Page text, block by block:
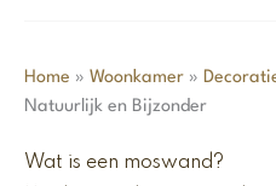
Home » Woonkamer »
Natuurlijk en Bijzonder
Wat is een moswand?